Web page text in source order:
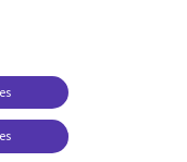
juridiques
de gestion des